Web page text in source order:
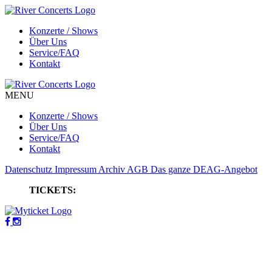
Konzerte / Shows
Über Uns
Service/FAQ
Kontakt
MENU
Konzerte / Shows
Über Uns
Service/FAQ
Kontakt
Datenschutz Impressum Archiv AGB Das ganze DEAG-Angebot
TICKETS: